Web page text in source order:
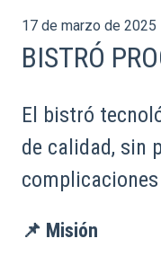
17 de marzo de 2025
BISTRÓ
El bistró
de calidad, sin
complicaciones
📌 Misión